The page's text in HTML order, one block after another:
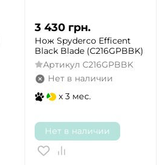
3 430 грн.
Нож Spyderco Efficent
Black Blade (C216GPBBK)
Артикул C216GPBBK
Нет в наличии
x 3 мес.
Нет в наличии